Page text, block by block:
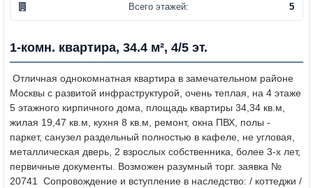
Всего этажей: 5
1-комн. квартира, 34.4 м², 4/5 эт.
Отличная однокомнатная квартира в замечательном районе
Москвы с развитой инфраструктурой, очень теплая, на 4 этаже
5 этажного кирпичного дома, площадь квартиры 34,34 кв.м,
жилая 19,47 кв.м, кухня 8 кв.м, ремонт, окна ПВХ, полы -
паркет, санузел раздельный полностью в кафеле, не угловая,
металлическая дверь, 2 взрослых собственника, более 3-х лет,
первичные документы. Возможен разумный торг. заявка №
20741
Сопровождение и вступление в наследство: / коттеджи /